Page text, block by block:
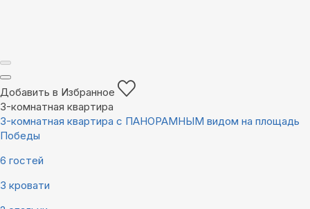
Добавить в Избранное
3-комнатная квартира
3-комнатная квартира с ПАНОРАМНЫМ видом на площадь
Победы
6 гостей
3 кровати